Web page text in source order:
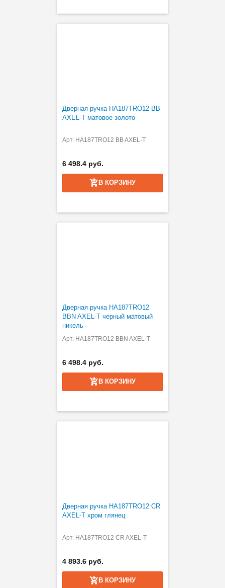
Дверная ручка HA187TRO12 BB
AXEL-T матовое золото
Арт. HA187TRO12 BB AXEL-T
6 498.4 руб.
В КОРЗИНУ
Дверная ручка HA187TRO12
BBN AXEL-T черный матовый
никель
Арт. HA187TRO12 BBN AXEL-T
6 498.4 руб.
В КОРЗИНУ
Дверная ручка HA187TRO12 CR
AXEL-T хром глянец
Арт. HA187TRO12 CR AXEL-T
4 893.6 руб.
В КОРЗИНУ